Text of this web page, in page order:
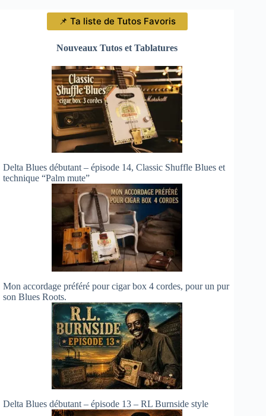
📌 Ta liste de Tutos Favoris
Nouveaux Tutos et Tablatures
Delta Blues débutant – épisode 14, Classic Shuffle Blues et
technique “Palm mute”
Mon accordage préféré pour cigar box 4 cordes, pour un pur
son Blues Roots.
Delta Blues débutant – épisode 13 – RL Burnside style